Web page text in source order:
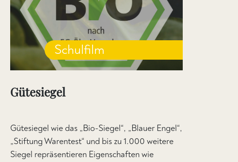
Schulfilm
Gütesiegel
Gütesiegel wie das „Bio-Siegel“, „Blauer Engel“,
„Stiftung Warentest“ und bis zu 1.000 weitere
Siegel repräsentieren Eigenschaften wie